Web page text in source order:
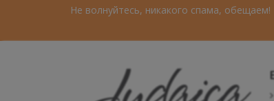
Не волнуйтесь, никакого спама, обещаем!